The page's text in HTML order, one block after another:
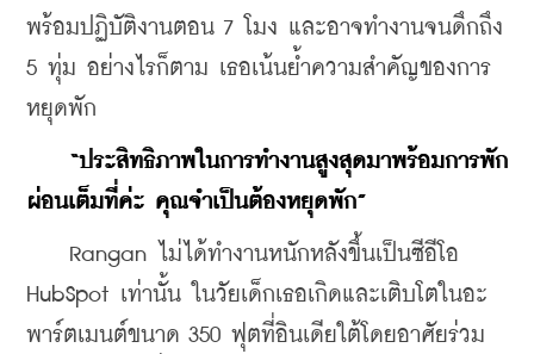
พร้อมปฏิบัติงานตอน 7 โมง และอาจทำงานจนดึกถึง
5 ทุ่ม อย่างไรก็ตาม เธอเน้นย้ำความสำคัญของการ
หยุดพัก
“ประสิทธิภาพในการทำงานสูงสุดมาพร้อมการพัก
ผ่อนเต็มที่ค่ะ คุณจำเป็นต้องหยุดพัก”
Rangan ไม่ได้ทำงานหนักหลังขึ้นเป็นซีอีโอ
HubSpot เท่านั้น ในวัยเด็กเธอเกิดและเติบโตในอะ
พาร์ตเมนต์ขนาด 350 ฟุตที่อินเดียใต้โดยอาศัยร่วม